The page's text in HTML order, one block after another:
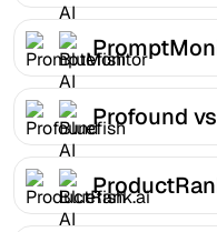
Profound